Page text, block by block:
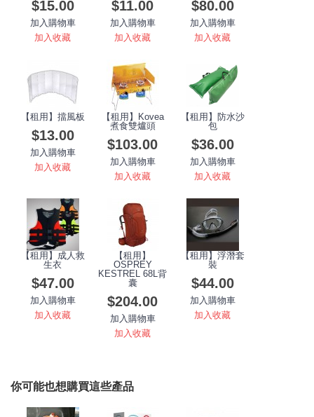
$15.00
加入購物車
加入收藏
$11.00
加入購物車
加入收藏
$80.00
加入購物車
加入收藏
【租用】擋風板
$13.00
加入購物車
加入收藏
【租用】Kovea
煮食雙爐頭
$103.00
加入購物車
加入收藏
【租用】防水沙
包
$36.00
加入購物車
加入收藏
【租用】成人救
生衣
$47.00
加入購物車
加入收藏
【租用】
OSPREY
KESTREL 68L背
囊
$204.00
加入購物車
加入收藏
【租用】浮潛套
裝
$44.00
加入購物車
加入收藏
你可能也想購買這些產品